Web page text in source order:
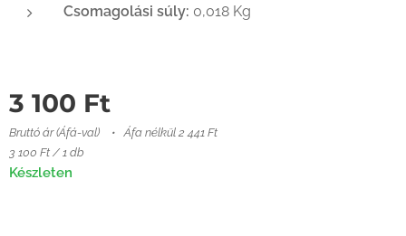
Csomagolási súly: 0,018 Kg
3 100 Ft
Bruttó ár (Áfá-val)
Áfa nélkül 2 441 Ft
3 100 Ft / 1 db
Készleten